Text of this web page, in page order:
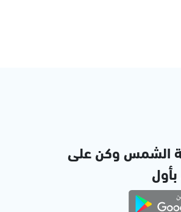
الشمس وكن على
بأول